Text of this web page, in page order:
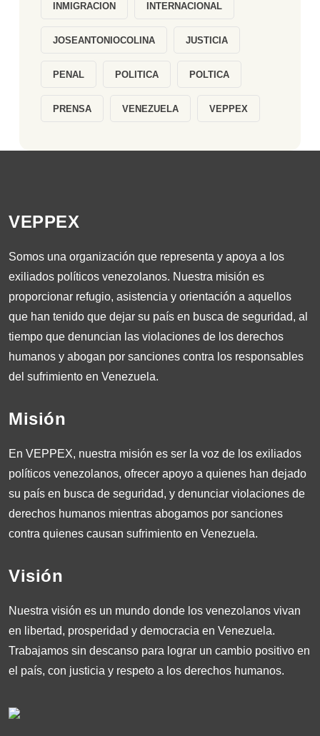
INMIGRACION INTERNACIONAL
JOSEANTONIOCOLINA JUSTICIA
PENAL POLITICA POLTICA
PRENSA VENEZUELA VEPPEX
VEPPEX
Somos una organización que representa y apoya a los
exiliados políticos venezolanos. Nuestra misión es
proporcionar refugio, asistencia y orientación a aquellos
que han tenido que dejar su país en busca de seguridad, al
tiempo que denuncian las violaciones de los derechos
humanos y abogan por sanciones contra los responsables
del sufrimiento en Venezuela.
Misión
En VEPPEX, nuestra misión es ser la voz de los exiliados
políticos venezolanos, ofrecer apoyo a quienes han dejado
su país en busca de seguridad, y denunciar violaciones de
derechos humanos mientras abogamos por sanciones
contra quienes causan sufrimiento en Venezuela.
Visión
Nuestra visión es un mundo donde los venezolanos vivan
en libertad, prosperidad y democracia en Venezuela.
Trabajamos sin descanso para lograr un cambio positivo en
el país, con justicia y respeto a los derechos humanos.